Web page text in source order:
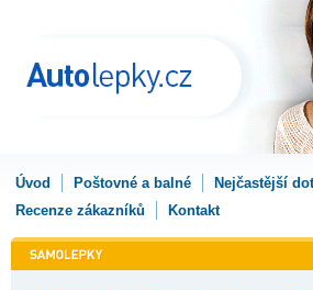
Úvod Poštovné a balné
Nejčastější
Recenze zákazníků
Kontakt